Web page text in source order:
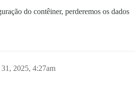
do contêiner, perderemos os dados
2025, 4:27am